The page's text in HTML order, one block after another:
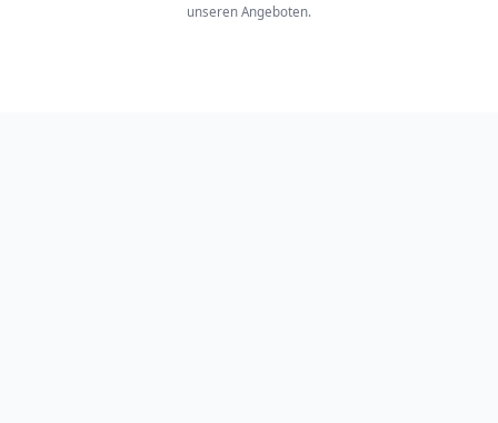
unseren Angeboten.